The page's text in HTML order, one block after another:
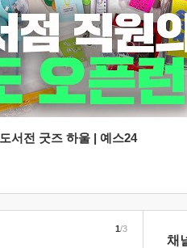
서전 굿즈 하울 | 예스24
1/3
채